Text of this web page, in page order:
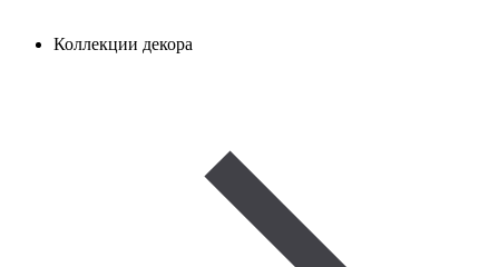
Коллекции декора